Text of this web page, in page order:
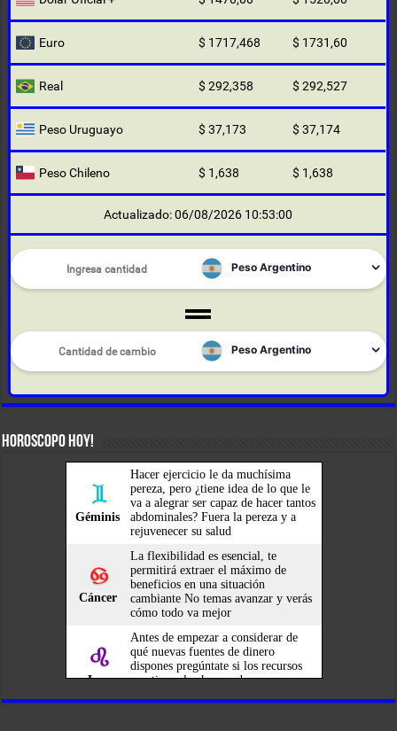
Euro $ 1717,468 $ 1731,60
Real $ 292,358 $ 292,527
Peso Uruguayo $ 37,173 $ 37,174
Peso Chileno $ 1,638 $ 1,638
Actualizado: 06/08/2026 10:53:00
HOROSCOPO HOY!